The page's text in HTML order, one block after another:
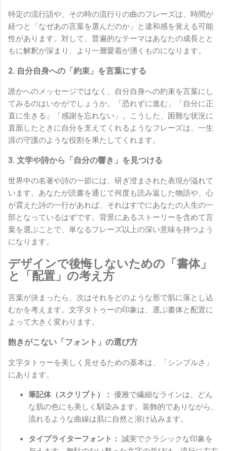
特定の流行語や、その時の流行りの曲のフレーズは、時間が
経つと「なぜあの言葉を選んだのか」と違和感を覚える可能
性があります。対して、普遍的なテーマはあなたの成長とと
もに解釈が深まり、より一層愛着が湧くものになります。
2. 自分自身への「約束」を言葉にする
誰かへのメッセージではなく、自分自身への約束を言葉にし
てみるのはいかがでしょうか。「恐れずに進む」「自分に正
直に生きる」「感謝を忘れない」。こうした、困難な状況に
直面したときに自分を支えてくれるようなフレーズは、一生
涯の守護のような役割を果たしてくれます。
3. 文学や詩から「自分の響き」を見つける
世界中の名著や詩の一節には、研ぎ澄まされた表現が溢れて
います。あなたが読書を通じて何度も読み返した物語や、心
が震えた詩の一行があれば、それはすでにあなたの人生の一
部となっているはずです。背景にあるストーリーを含めて言
葉を選ぶことで、単なるフレーズ以上の深い意味を持つよう
になります。
デザインで後悔しないための「書体」
と「配置」の考え方
言葉が決まったら、次はそれをどのような形で肌に落とし込
むかを考えます。文字タトゥーの印象は、選ぶ書体と配置に
よって大きく変わります。
飽きがこない「フォント」の選び方
文字タトゥーを美しく見せるための基本は、「シンプルさ」
にあります。
筆記体（スクリプト）： 優雅で繊細なラインは、どん
な肌の色にも美しく馴染みます。装飾的でありながら、
流れるような曲線は肌に自然と溶け込みます。
タイプライターフォント： 誠実でクラシックな印象を